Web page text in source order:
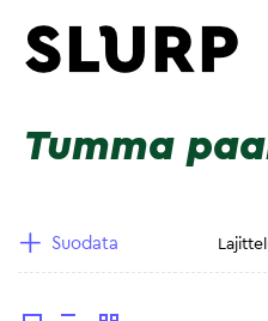
Tumma
Suodata